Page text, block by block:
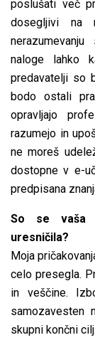
poslušati več
dosegljivi
naloge lahko
predavatelji so
bodo ostali
opravljajo
razumejo in
ne moreš
dostopne v e-
predpisana
So se vaša
uresničila?
Moja
celo presegla.
in veščine.
skupni končni cilj.